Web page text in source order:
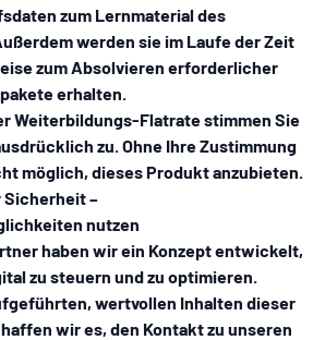
zum Lernmaterial des
werden sie im Laufe der Zeit
zum Absolvieren erforderlicher
erhalten.
Weiterbildungs-Flatratestimmen Sie
zu. Ohne Ihre Zustimmung
möglich, dieses Produkt anzubieten.
Sicherheit –
nutzen
haben wir ein Konzept entwickelt,
zu steuern und zu optimieren.
wertvollen Inhalten dieser
wir es, den Kontakt zu unseren